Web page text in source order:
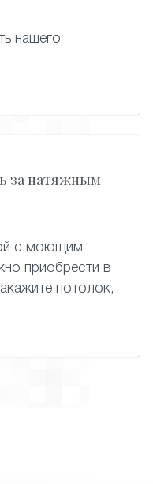
нашего
за натяжным
с моющим
приобрести в
потолок,